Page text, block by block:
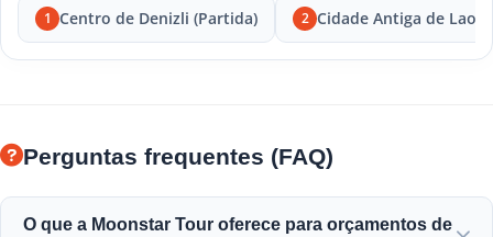
1 Centro de Denizli (Partida) 2 Cidade Antiga de
Perguntas frequentes (FAQ)
O que a Moonstar Tour oferece para orçamentos de